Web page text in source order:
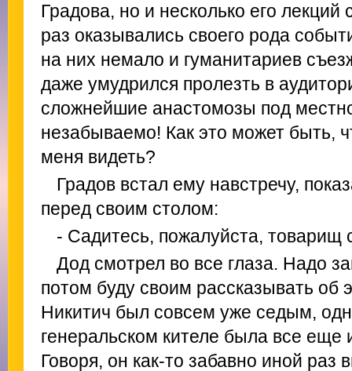
Градова, но и несколько его
раз оказывались своего рода
на них немало и гуманитариев
даже умудрился пролезть в
сложнейшие анастомозы под
незабываемо! Как это может быть,
меня видеть?
Градов встал ему навстречу,
перед своим столом:
- Садитесь, пожалуйста, товарищ
Дод смотрел во все глаза. Надо
потом буду своим рассказывать об
Никитич был совсем уже седым,
генеральском кителе была все еще
Говоря, он как-то забавно иной раз